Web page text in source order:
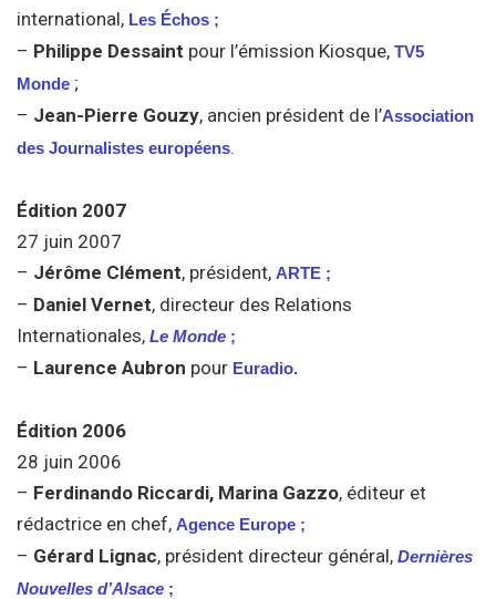
international, Les Échos ;
– Philippe Dessaint pour l’émission Kiosque, TV5
Monde ;
– Jean-Pierre Gouzy, ancien président de l’Association
des Journalistes européens.
Édition 2007
27 juin 2007
– Jérôme Clément, président, ARTE ;
– Daniel Vernet, directeur des Relations
Internationales, Le Monde ;
– Laurence Aubron pour Euradio.
Édition 2006
28 juin 2006
– Ferdinando Riccardi, Marina Gazzo, éditeur et
rédactrice en chef, Agence Europe ;
– Gérard Lignac, président directeur général, Dernières
Nouvelles d’Alsace ;